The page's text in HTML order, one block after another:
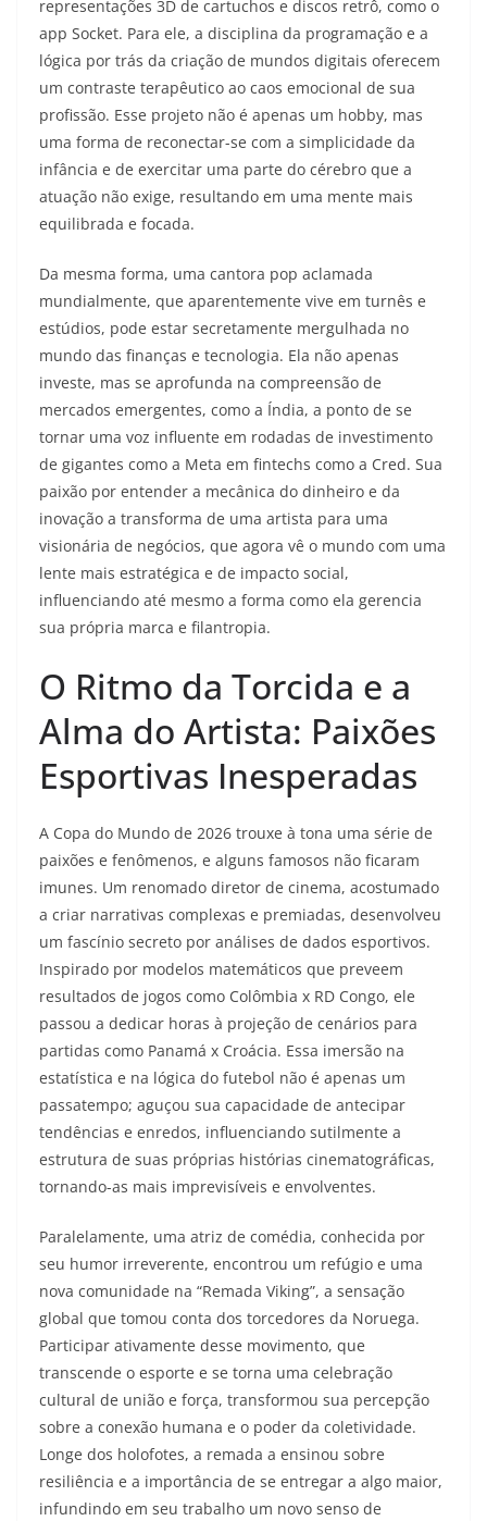
representações 3D de cartuchos e discos retrô, como o
app Socket. Para ele, a disciplina da programação e a
lógica por trás da criação de mundos digitais oferecem
um contraste terapêutico ao caos emocional de sua
profissão. Esse projeto não é apenas um hobby, mas
uma forma de reconectar-se com a simplicidade da
infância e de exercitar uma parte do cérebro que a
atuação não exige, resultando em uma mente mais
equilibrada e focada.
Da mesma forma, uma cantora pop aclamada
mundialmente, que aparentemente vive em turnês e
estúdios, pode estar secretamente mergulhada no
mundo das finanças e tecnologia. Ela não apenas
investe, mas se aprofunda na compreensão de
mercados emergentes, como a Índia, a ponto de se
tornar uma voz influente em rodadas de investimento
de gigantes como a Meta em fintechs como a Cred. Sua
paixão por entender a mecânica do dinheiro e da
inovação a transforma de uma artista para uma
visionária de negócios, que agora vê o mundo com uma
lente mais estratégica e de impacto social,
influenciando até mesmo a forma como ela gerencia
sua própria marca e filantropia.
O Ritmo da Torcida e a
Alma do Artista: Paixões
Esportivas Inesperadas
A Copa do Mundo de 2026 trouxe à tona uma série de
paixões e fenômenos, e alguns famosos não ficaram
imunes. Um renomado diretor de cinema, acostumado
a criar narrativas complexas e premiadas, desenvolveu
um fascínio secreto por análises de dados esportivos.
Inspirado por modelos matemáticos que preveem
resultados de jogos como Colômbia x RD Congo, ele
passou a dedicar horas à projeção de cenários para
partidas como Panamá x Croácia. Essa imersão na
estatística e na lógica do futebol não é apenas um
passatempo; aguçou sua capacidade de antecipar
tendências e enredos, influenciando sutilmente a
estrutura de suas próprias histórias cinematográficas,
tornando-as mais imprevisíveis e envolventes.
Paralelamente, uma atriz de comédia, conhecida por
seu humor irreverente, encontrou um refúgio e uma
nova comunidade na “Remada Viking”, a sensação
global que tomou conta dos torcedores da Noruega.
Participar ativamente desse movimento, que
transcende o esporte e se torna uma celebração
cultural de união e força, transformou sua percepção
sobre a conexão humana e o poder da coletividade.
Longe dos holofotes, a remada a ensinou sobre
resiliência e a importância de se entregar a algo maior,
infundindo em seu trabalho um novo senso de